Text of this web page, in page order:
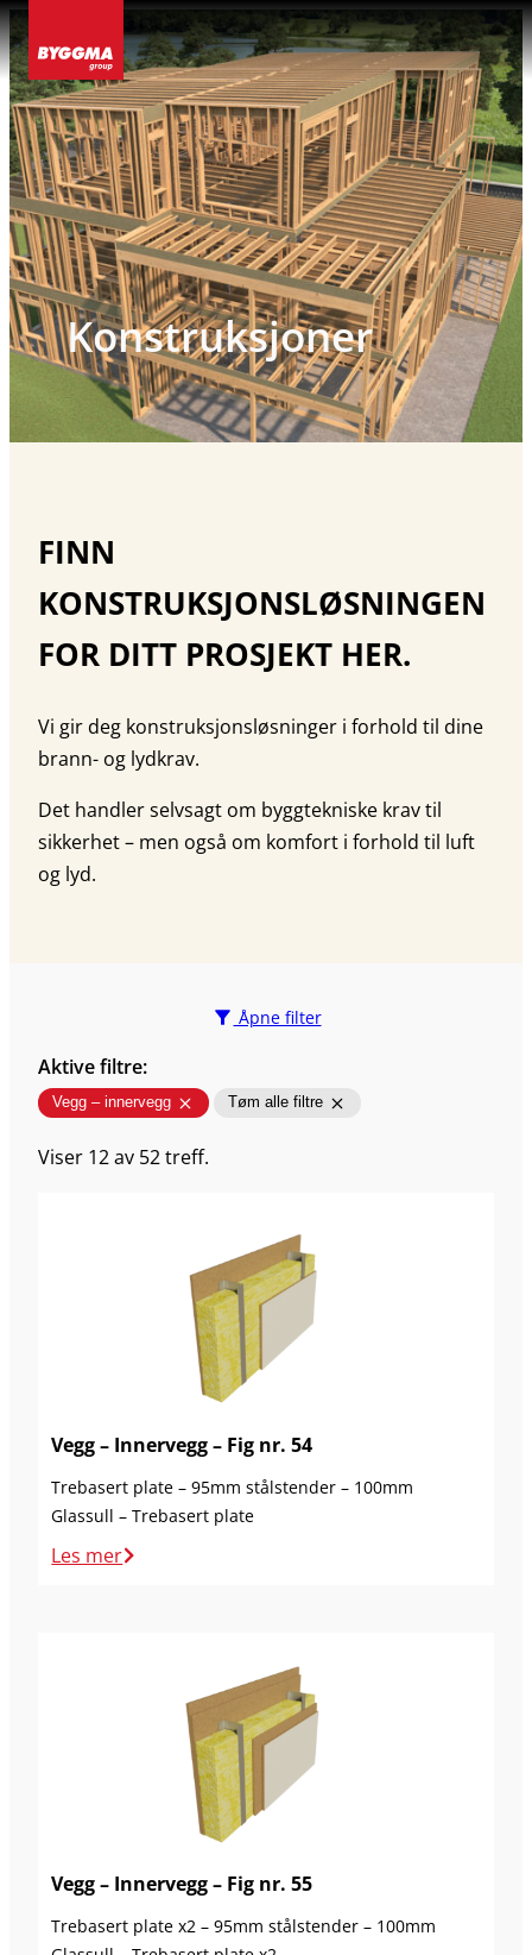
Hopp
til
innhold
Konstruksjoner
FINN
KONSTRUKSJONSLØSNINGEN
FOR DITT PROSJEKT HER.
Vi gir deg konstruksjonsløsninger i forhold til dine
brann- og lydkrav.
Det handler selvsagt om byggtekniske krav til
sikkerhet – men også om komfort i forhold til luft
og lyd.
Åpne filter
Dobbelt bindingsverk(15)
Masonite I-Stendere(0)
Andre tre baserte stendere
(21)
Aktive filtre:
Vegg – innervegg Tøm alle filtre
Viser 12 av 52 treff.
Vegg – Innervegg – Fig nr. 54
Trebasert plate – 95mm stålstender – 100mm
Glassull – Trebasert plate
Les mer
Vegg – Innervegg – Fig nr. 55
Trebasert plate x2 – 95mm stålstender – 100mm